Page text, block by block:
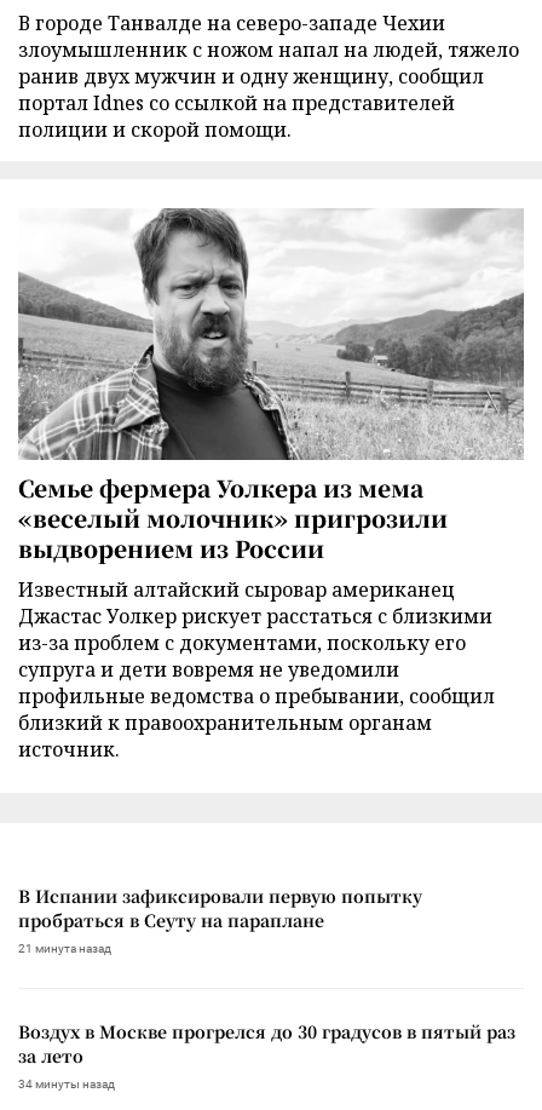
В городе Танвалде на северо-западе Чехии
злоумышленник с ножом напал на людей, тяжело
ранив двух мужчин и одну женщину, сообщил
портал Idnes со ссылкой на представителей
полиции и скорой помощи.
Семье фермера Уолкера из мема
«веселый молочник» пригрозили
выдворением из России
Известный алтайский сыровар американец
Джастас Уолкер рискует расстаться с близкими
из-за проблем с документами, поскольку его
супруга и дети вовремя не уведомили
профильные ведомства о пребывании, сообщил
близкий к правоохранительным органам
источник.
В Испании зафиксировали первую попытку
пробраться в Сеуту на параплане
21 минута назад
Воздух в Москве прогрелся до 30 градусов в пятый раз
за лето
34 минуты назад